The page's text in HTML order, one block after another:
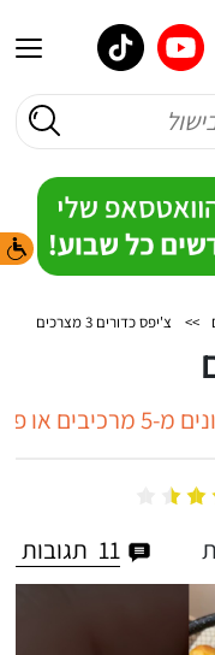
>> צ'יפס כדורים 3 מצרכים
או פחות
11 תגובות